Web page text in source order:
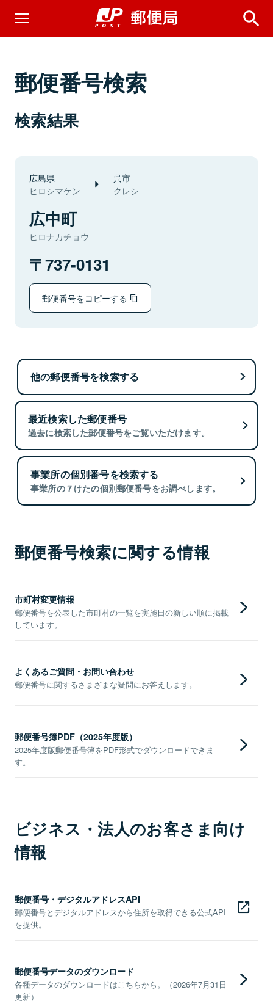
郵便番号検索
検索結果
広島県
ヒロシマケン
呉市
クレシ
広中町
ヒロナカチョウ
737-0131
郵便番号をコピーする
他の郵便番号を検索する
最近検索した郵便番号
過去に検索した郵便番号をご覧いただけます。
事業所の個別番号を検索する
事業所の７けたの個別郵便番号をお調べします。
郵便番号検索に関する情報
市町村変更情報
郵便番号を公表した市町村の一覧を実施日の新しい順に掲載
しています。
よくあるご質問・お問い合わせ
郵便番号に関するさまざまな疑問にお答えします。
郵便番号簿PDF（2025年度版）
2025年度版郵便番号簿をPDF形式でダウンロードできま
す。
ビジネス・法人のお客さま向け
情報
郵便番号・デジタルアドレスAPI
郵便番号とデジタルアドレスから住所を取得できる公式API
を提供。
郵便番号データのダウンロード
各種データのダウンロードはこちらから。（2026年7月31日
更新）